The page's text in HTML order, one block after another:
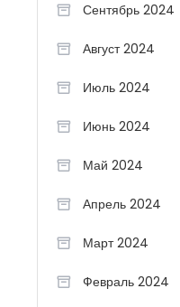
Сентябрь 2024
Август 2024
Июль 2024
Июнь 2024
Май 2024
Апрель 2024
Март 2024
Февраль 2024